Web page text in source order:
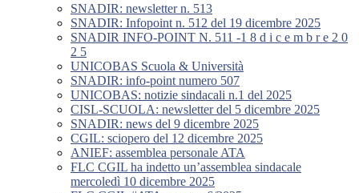
SNADIR: newsletter n. 513
SNADIR: Infopoint n. 512 del 19 dicembre 2025
SNADIR INFO-POINT N. 511 -1 8 d i c e m b r e 2 0
2 5
UNICOBAS Scuola & Università
SNADIR: info-point numero 507
UNICOBAS: notizie sindacali n.1 del 2025
CISL-SCUOLA: newsletter del 5 dicembre 2025
SNADIR: news del 9 dicembre 2025
CGIL: sciopero del 12 dicembre 2025
ANIEF: assemblea personale ATA
FLC CGIL ha indetto un’assemblea sindacale
mercoledì 10 dicembre 2025